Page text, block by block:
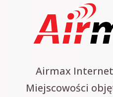
Airmax
Miejscowości